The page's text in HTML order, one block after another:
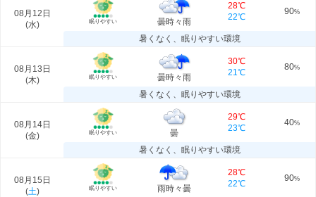
08月12日
(水) 眠りやすい 曇時々雨
28℃
22℃
90%
暑くなく、眠りやすい環境
08月13日
(木) 眠りやすい 曇時々雨
30℃
21℃
80%
暑くなく、眠りやすい環境
08月14日
(金) 眠りやすい 曇
29℃
23℃
40%
暑くなく、眠りやすい環境
08月15日
(土) 眠りやすい 雨時々曇
28℃
22℃
90%